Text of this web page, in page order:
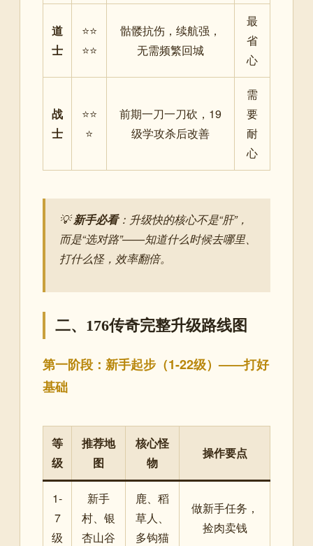
道
士
⭐⭐
⭐⭐
骷髅抗伤，续航强，
无需频繁回城
最
省
心
战
士
⭐⭐
⭐
前期一刀一刀砍，19
级学攻杀后改善
需
要
耐
心
💡新手必看：升级快的核心不是“肝”，
而是“选对路”——知道什么时候去哪里、
打什么怪，效率翻倍。
二、176传奇完整升级路线图
第一阶段：新手起步（1-22级）——打好
基础
等
级
推荐地
图
核心怪
物
操作要点
1-
7
级
新手
村、银
杏山谷
鹿、稻
草人、
多钩猫
做新手任务，
捡肉卖钱